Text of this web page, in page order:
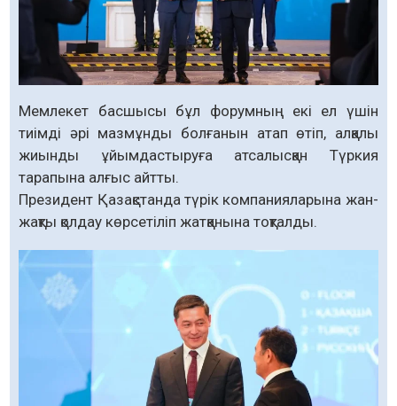
Мемлекет басшысы бұл форумның екі ел үшін
тиімді әрі мазмұнды болғанын атап өтіп, алқалы
жиынды ұйымдастыруға атсалысқан Түркия
тарапына алғыс айтты.
Президент Қазақстанда түрік компанияларына жан-
жақты қолдау көрсетіліп жатқанына тоқталды.